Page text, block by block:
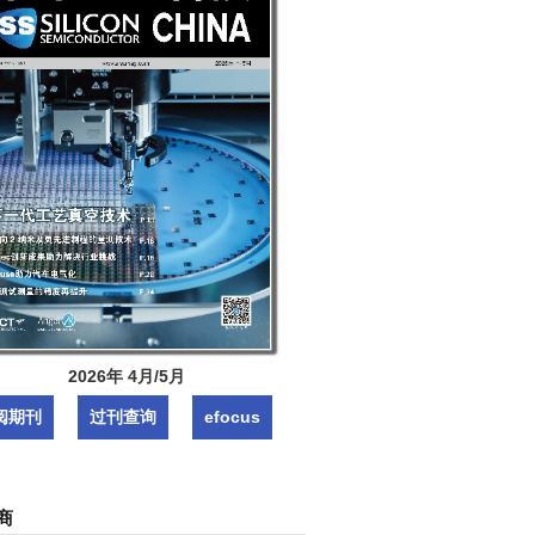
2026年 4月/5月
期刊 过刊查询 efocus